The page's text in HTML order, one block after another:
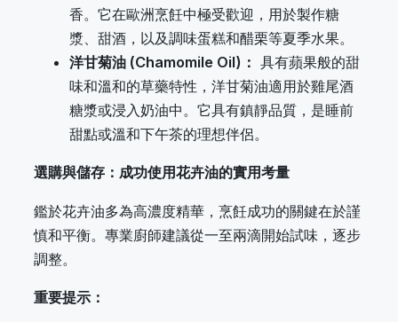
香。它在歐洲烹飪中極受歡迎，用於製作糖
漿、甜酒，以及調味蛋糕和醋栗等夏季水果。
洋甘菊油 (Chamomile Oil)： 具有蘋果般的甜
味和溫和的草藥特性，洋甘菊油適用於雞尾酒
糖漿或浸入奶油中。它具有鎮靜品質，是睡前
甜點或溫和下午茶的理想伴侶。
選購與儲存：成功使用花卉油的實用考量
鑑於花卉油多為高濃度精華，烹飪成功的關鍵在於謹
慎和平衡。專業廚師建議從一至兩滴開始試味，逐步
調整。
重要提示：